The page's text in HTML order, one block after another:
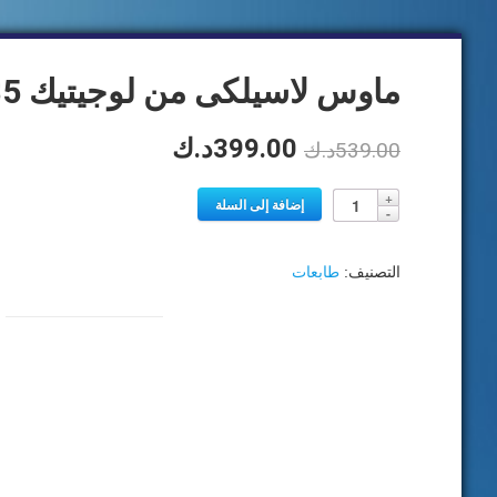
ماوس لاسيلكى من لوجيتيك M185 – رمادى
539.00د.ك السعر
الأصلي
هو:
399.00د.ك
إضافة إلى السلة
التصنيف: طابعات